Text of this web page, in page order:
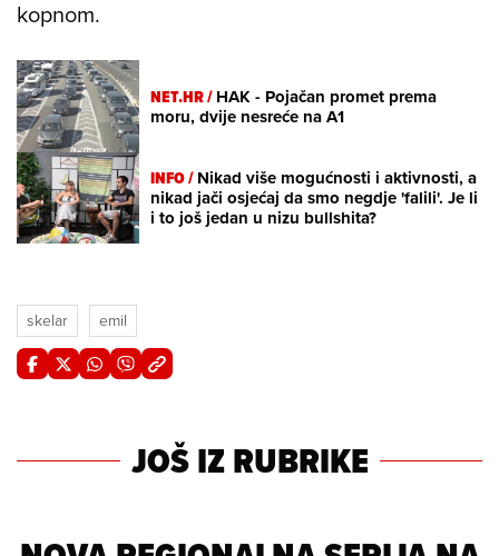
kopnom.
NET.HR /HAK - Pojačan promet prema
moru, dvije nesreće na A1
INFO /Nikad više mogućnosti i aktivnosti, a
nikad jači osjećaj da smo negdje 'falili'. Je li
i to još jedan u nizu bullshita?
skelar emil
JOŠ IZ RUBRIKE